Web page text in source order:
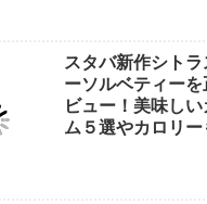
スタバ新作シトラ
ーソルベティーを
ビュー！美味しい
ム５選やカロリー